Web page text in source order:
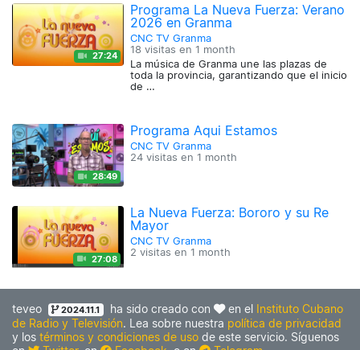
27:24
Programa La Nueva Fuerza: Verano
2026 en Granma
CNC TV Granma
18 visitas en 1 month
La música de Granma une las plazas de
toda la provincia, garantizando que el inicio
de …
28:49
Programa Aqui Estamos
CNC TV Granma
24 visitas en 1 month
27:08
La Nueva Fuerza: Bororo y su Re
Mayor
CNC TV Granma
2 visitas en 1 month
teveo 2024.11.1 ha sido creado con en el Instituto Cubano
de Radio y Televisión. Lea sobre nuestra política de privacidad
y los términos y condiciones de uso de este servicio. Síguenos